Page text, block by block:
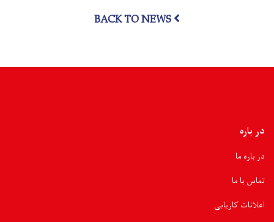
۵۰۰
BACK TO NEWS
در باره
در باره ما
تماس با ما
اعلانات کاریابی